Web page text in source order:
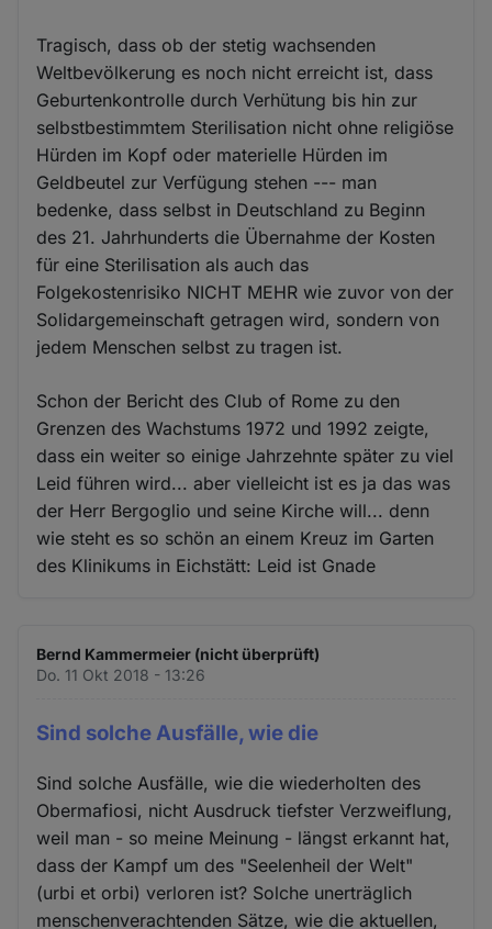
Tragisch, dass ob der stetig wachsenden
Weltbevölkerung es noch nicht erreicht ist, dass
Geburtenkontrolle durch Verhütung bis hin zur
selbstbestimmtem Sterilisation nicht ohne religiöse
Hürden im Kopf oder materielle Hürden im
Geldbeutel zur Verfügung stehen --- man
bedenke, dass selbst in Deutschland zu Beginn
des 21. Jahrhunderts die Übernahme der Kosten
für eine Sterilisation als auch das
Folgekostenrisiko NICHT MEHR wie zuvor von der
Solidargemeinschaft getragen wird, sondern von
jedem Menschen selbst zu tragen ist.
Schon der Bericht des Club of Rome zu den
Grenzen des Wachstums 1972 und 1992 zeigte,
dass ein weiter so einige Jahrzehnte später zu viel
Leid führen wird... aber vielleicht ist es ja das was
der Herr Bergoglio und seine Kirche will... denn
wie steht es so schön an einem Kreuz im Garten
des Klinikums in Eichstätt: Leid ist Gnade
Bernd Kammermeier (nicht überprüft)
Do. 11 Okt 2018 - 13:26
Sind solche Ausfälle, wie die
Sind solche Ausfälle, wie die wiederholten des
Obermafiosi, nicht Ausdruck tiefster Verzweiflung,
weil man - so meine Meinung - längst erkannt hat,
dass der Kampf um des "Seelenheil der Welt"
(urbi et orbi) verloren ist? Solche unerträglich
menschenverachtenden Sätze, wie die aktuellen,